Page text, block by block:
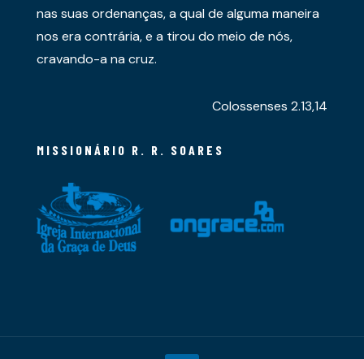
nas suas ordenanças, a qual de alguma maneira
nos era contrária, e a tirou do meio de nós,
cravando-a na cruz.
Colossenses 2.13,14
MISSIONÁRIO R. R. SOARES